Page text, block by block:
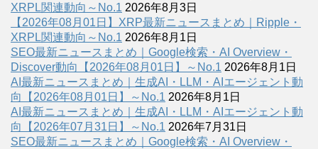
XRPL関連動向～No.1 2026年8月3日
【2026年08月01日】XRP最新ニュースまとめ｜Ripple・
XRPL関連動向～No.1 2026年8月1日
SEO最新ニュースまとめ｜Google検索・AI Overview・
Discover動向【2026年08月01日】～No.1 2026年8月1日
AI最新ニュースまとめ｜生成AI・LLM・AIエージェント動
向【2026年08月01日】～No.1 2026年8月1日
AI最新ニュースまとめ｜生成AI・LLM・AIエージェント動
向【2026年07月31日】～No.1 2026年7月31日
SEO最新ニュースまとめ｜Google検索・AI Overview・